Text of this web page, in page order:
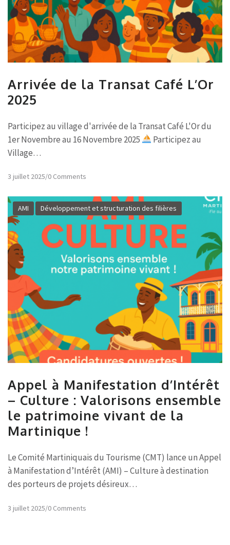
Arrivée de la Transat Café L’Or
2025
Participez au village d'arrivée de la Transat Café L'Or du
1er Novembre au 16 Novembre 2025
Participez au
Village…
3 juillet 2025/0 Comments
AMI Développement et structuration des filières
Appel à Manifestation d’Intérêt
– Culture : Valorisons ensemble
le patrimoine vivant de la
Martinique !
Le Comité Martiniquais du Tourisme (CMT) lance un Appel
à Manifestation d’Intérêt (AMI) – Culture à destination
des porteurs de projets désireux…
3 juillet 2025/0 Comments